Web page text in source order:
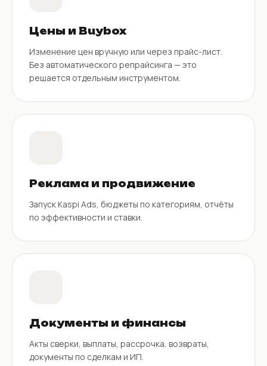
Цены и Buybox
Изменение цен вручную или через прайс-лист.
Без автоматического репрайсинга — это
решается отдельным инструментом.
Реклама и продвижение
Запуск Kaspi Ads, бюджеты по категориям, отчёты
по эффективности и ставки.
Документы и финансы
Акты сверки, выплаты, рассрочка, возвраты,
документы по сделкам и ИП.